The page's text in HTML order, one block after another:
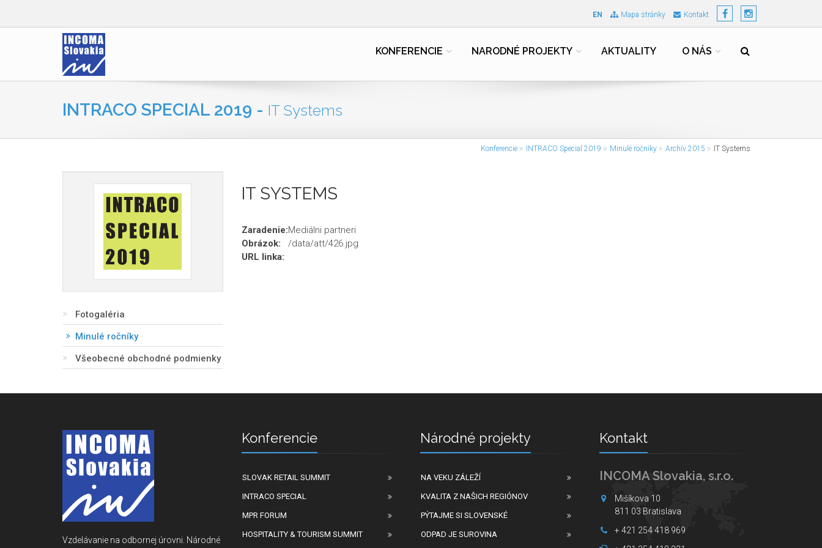
EN Mapa stránky Kontakt
KONFERENCIE NARODNÉ PROJEKTY AKTUALITY O NÁS
INTRACO SPECIAL 2019 - IT Systems
Konferencie INTRACO Special 2019 Minulé ročníky Archív 2015 IT Systems
Fotogaléria
Minulé ročníky
Všeobecné obchodné podmienky
IT SYSTEMS
Zaradenie:Mediálni partneri
Obrázok:
/data/att/426.jpg
URL linka:
Vzdelávanie na odbornej úrovni. Národné
Konferencie
SLOVAK RETAIL SUMMIT
INTRACO SPECIAL
MPR FORUM
HOSPITALITY & TOURISM SUMMIT
Národné projekty
NA VEKU ZÁLEŽÍ
KVALITA Z NAŠICH REGIÓNOV
PÝTAJME SI SLOVENSKÉ
ODPAD JE SUROVINA
Kontakt
INCOMA Slovakia, s.r.o.
Mišíkova 10
811 03 Bratislava
+ 421 254 418 969